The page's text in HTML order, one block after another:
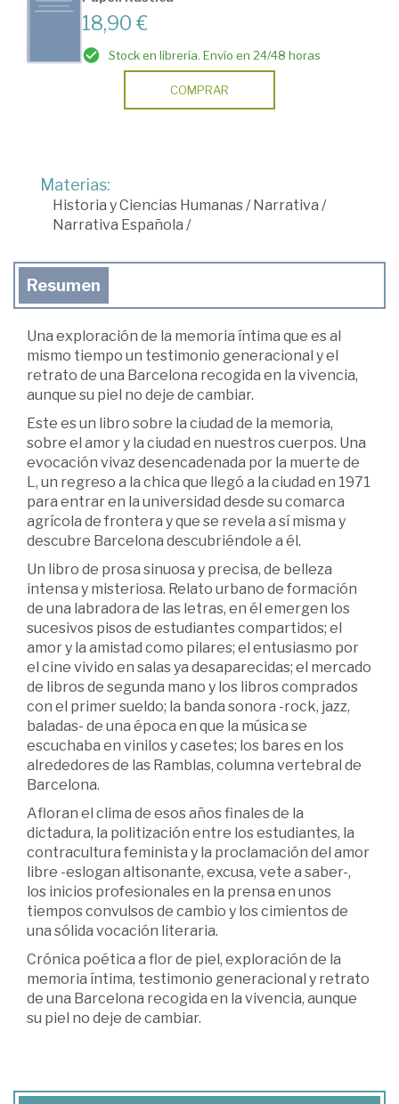
18,90 €
Stock en librería. Envío en 24/48 horas
COMPRAR
Materias:
Historia y Ciencias Humanas/ Narrativa /
Narrativa Española /
Resumen
Una exploración de la memoria íntima que es al
mismo tiempo un testimonio generacional y el
retrato de una Barcelona recogida en la vivencia,
aunque su piel no deje de cambiar.
Este es un libro sobre la ciudad de la memoria,
sobre el amor y la ciudad en nuestros cuerpos. Una
evocación vivaz desencadenada por la muerte de
L, un regreso a la chica que llegó a la ciudad en 1971
para entrar en la universidad desde su comarca
agrícola de frontera y que se revela a sí misma y
descubre Barcelona descubriéndole a él.
Un libro de prosa sinuosa y precisa, de belleza
intensa y misteriosa. Relato urbano de formación
de una labradora de las letras, en él emergen los
sucesivos pisos de estudiantes compartidos; el
amor y la amistad como pilares; el entusiasmo por
el cine vivido en salas ya desaparecidas; el mercado
de libros de segunda mano y los libros comprados
con el primer sueldo; la banda sonora -rock, jazz,
baladas- de una época en que la música se
escuchaba en vinilos y casetes; los bares en los
alrededores de las Ramblas, columna vertebral de
Barcelona.
Afloran el clima de esos años finales de la
dictadura, la politización entre los estudiantes, la
contracultura feminista y la proclamación del amor
libre -eslogan altisonante, excusa, vete a saber-,
los inicios profesionales en la prensa en unos
tiempos convulsos de cambio y los cimientos de
una sólida vocación literaria.
Crónica poética a flor de piel, exploración de la
memoria íntima, testimonio generacional y retrato
de una Barcelona recogida en la vivencia, aunque
su piel no deje de cambiar.